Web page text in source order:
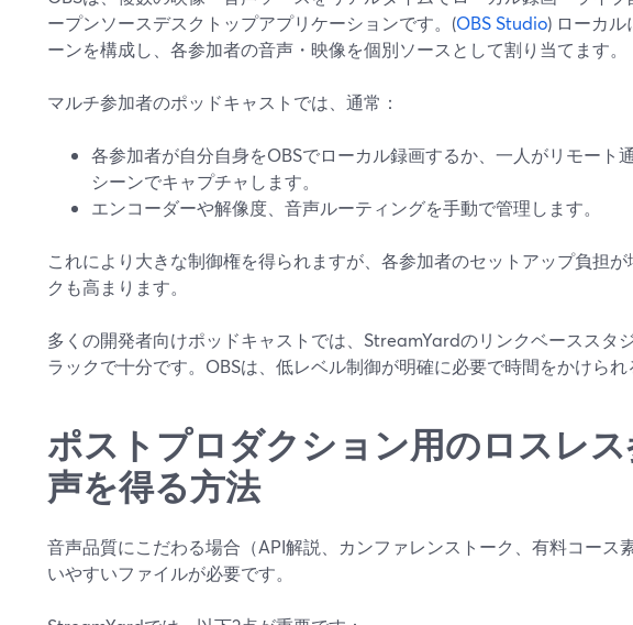
ープンソースデスクトップアプリケーションです。(OBS Studio) ローカ
ーンを構成し、各参加者の音声・映像を個別ソースとして割り当てます。
マルチ参加者のポッドキャストでは、通常：
各参加者が自分自身をOBSでローカル録画するか、一人がリモート
シーンでキャプチャします。
エンコーダーや解像度、音声ルーティングを手動で管理します。
これにより大きな制御権を得られますが、各参加者のセットアップ負担
クも高まります。
多くの開発者向けポッドキャストでは、StreamYardのリンクベーススタ
ラックで十分です。OBSは、低レベル制御が明確に必要で時間をかけられ
ポストプロダクション用のロスレ
声を得る方法
音声品質にこだわる場合（API解説、カンファレンストーク、有料コース
いやすいファイルが必要です。